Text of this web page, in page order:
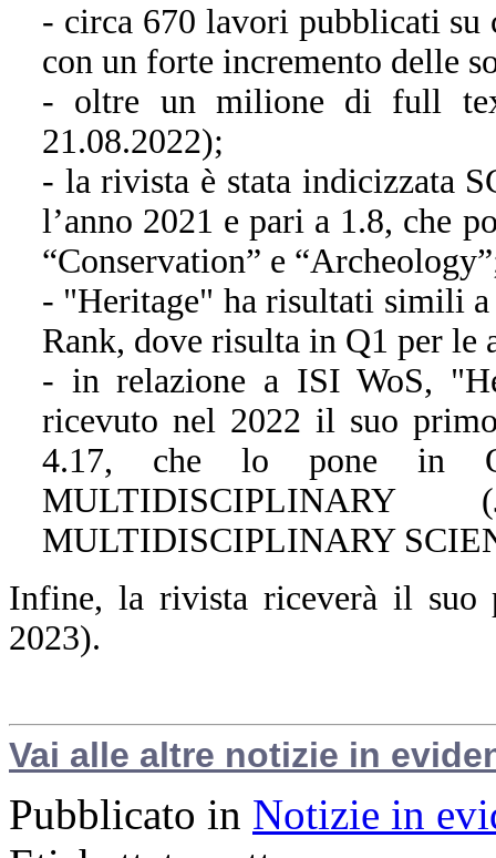
- circa 670 lavori pubblicati su
con un forte incremento delle
- oltre un milione di full
21.08.2022);
- la rivista è stata indicizzata
l’anno 2021 e pari a 1.8, che
“Conservation” e
- "Heritage" ha risultati simili
Rank, dove risulta in Q1 per le
- in relazione a ISI WoS,
ricevuto nel 2022 il suo
4.17, che lo pone in
MULTIDISCIPLINARY
Infine, la rivista riceverà il suo
2023).
Vai alle altre notizie in
Pubblicato in Notizie in